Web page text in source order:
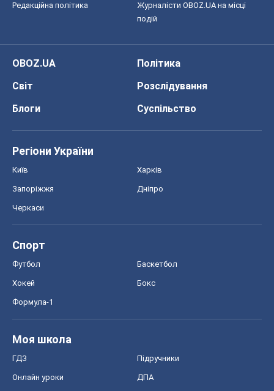
Редакційна політика
Журналісти OBOZ.UA на місці
подій
OBOZ.UA
Політика
Світ
Розслідування
Блоги
Суспільство
Регіони України
Київ Харків
Запоріжжя Дніпро
Черкаси
Спорт
Футбол Баскетбол
Хокей Бокс
Формула-1
Моя школа
ГДЗ Підручники
Онлайн уроки ДПА